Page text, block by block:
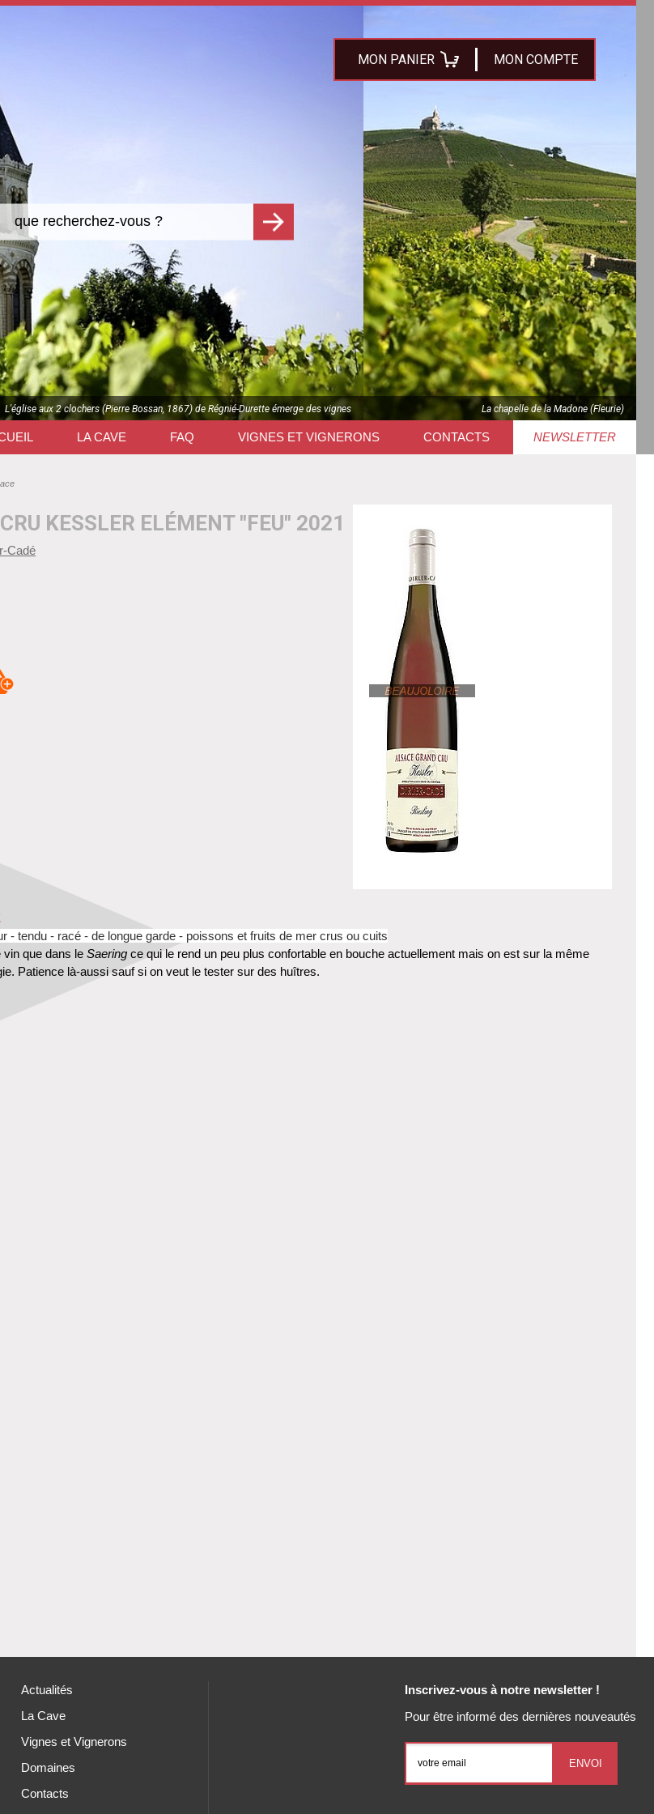
MON PANIER MON COMPTE
L'église aux 2 clochers (Pierre Bossan, 1867) de Régnié-Durette émerge des vignes La chapelle de la Madone (Fleurie)
LA CAVE FAQ VIGNES ET VIGNERONS CONTACTS NEWSLETTER
KESSLER ELÉMENT "FEU" 2021
Cadé
- tendu - racé - de longue garde - poissons et fruits de mer crus ou cuits
que dans le Saering ce qui le rend un peu plus confortable en bouche actuellement mais on est sur la même
Patience là-aussi sauf si on veut le tester sur des huîtres.
Actualités
La Cave
Vignes et Vignerons
Domaines
Contacts
Inscrivez-vous à notre newsletter !
Pour être informé des dernières nouveautés